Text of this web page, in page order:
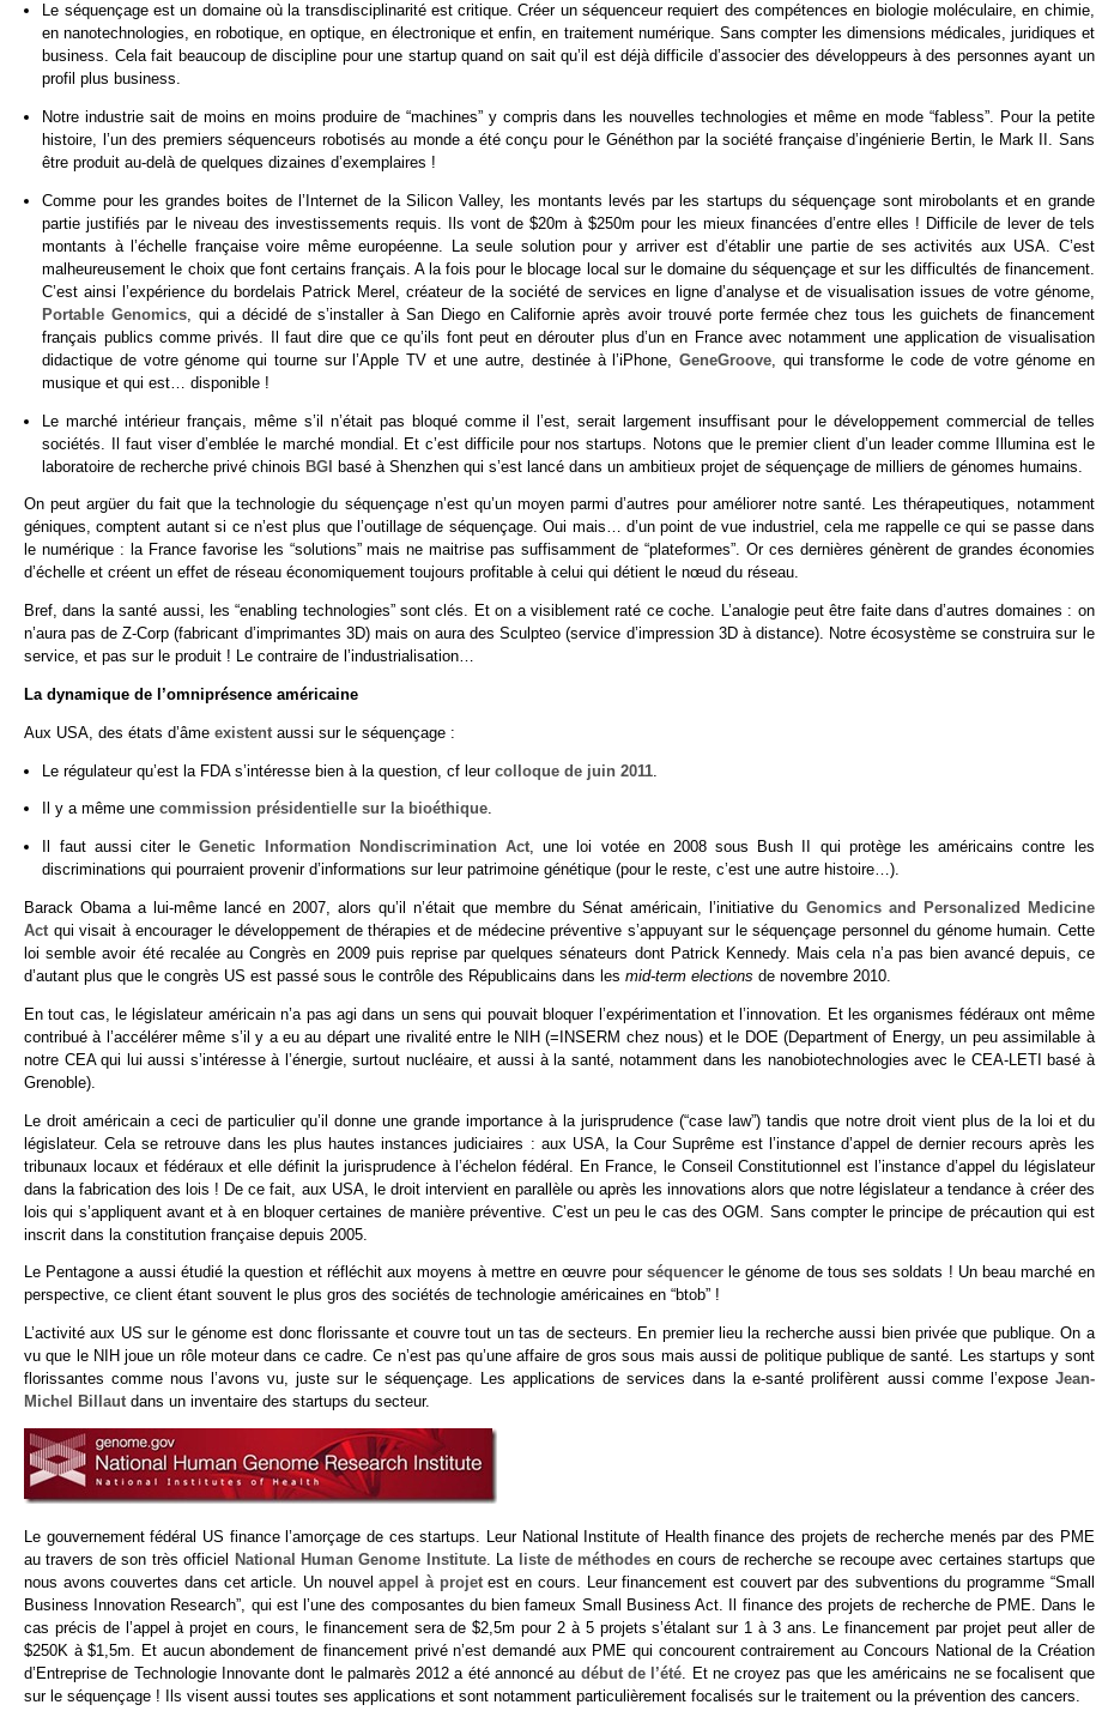
Le séquençage est un domaine où la transdisciplinarité est critique. Créer un séquenceur requiert des compétences en biologie moléculaire, en chimie,
en nanotechnologies, en robotique, en optique, en électronique et enfin, en traitement numérique. Sans compter les dimensions médicales, juridiques et
business. Cela fait beaucoup de discipline pour une startup quand on sait qu’il est déjà difficile d’associer des développeurs à des personnes ayant un
profil plus business.
Notre industrie sait de moins en moins produire de “machines” y compris dans les nouvelles technologies et même en mode “fabless”. Pour la petite
histoire, l’un des premiers séquenceurs robotisés au monde a été conçu pour le Généthon par la société française d’ingénierie Bertin, le Mark II. Sans
être produit au-delà de quelques dizaines d’exemplaires !
Comme pour les grandes boites de l’Internet de la Silicon Valley, les montants levés par les startups du séquençage sont mirobolants et en grande
partie justifiés par le niveau des investissements requis. Ils vont de $20m à $250m pour les mieux financées d’entre elles ! Difficile de lever de tels
montants à l’échelle française voire même européenne. La seule solution pour y arriver est d’établir une partie de ses activités aux USA. C’est
malheureusement le choix que font certains français. A la fois pour le blocage local sur le domaine du séquençage et sur les difficultés de financement.
C’est ainsi l’expérience du bordelais Patrick Merel, créateur de la société de services en ligne d’analyse et de visualisation issues de votre génome,
Portable Genomics , qui a décidé de s’installer à San Diego en Californie après avoir trouvé porte fermée chez tous les guichets de financement
français publics comme privés. Il faut dire que ce qu’ils font peut en dérouter plus d’un en France avec notamment une application de visualisation
didactique de votre génome qui tourne sur l’Apple TV et une autre, destinée à l’iPhone, GeneGroove, qui transforme le code de votre génome en
musique et qui est… disponible !
Le marché intérieur français, même s’il n’était pas bloqué comme il l’est, serait largement insuffisant pour le développement commercial de telles
sociétés. Il faut viser d’emblée le marché mondial. Et c’est difficile pour nos startups. Notons que le premier client d’un leader comme Illumina est le
laboratoire de recherche privé chinois BGI basé à Shenzhen qui s’est lancé dans un ambitieux projet de séquençage de milliers de génomes humains.
On peut argüer du fait que la technologie du séquençage n’est qu’un moyen parmi d’autres pour améliorer notre santé. Les thérapeutiques, notamment
géniques, comptent autant si ce n’est plus que l’outillage de séquençage. Oui mais… d’un point de vue industriel, cela me rappelle ce qui se passe dans
le numérique : la France favorise les “solutions” mais ne maitrise pas suffisamment de “plateformes”. Or ces dernières génèrent de grandes économies
d’échelle et créent un effet de réseau économiquement toujours profitable à celui qui détient le nœud du réseau.
Bref, dans la santé aussi, les “enabling technologies” sont clés. Et on a visiblement raté ce coche. L’analogie peut être faite dans d’autres domaines : on
n’aura pas de Z-Corp (fabricant d’imprimantes 3D) mais on aura des Sculpteo (service d’impression 3D à distance). Notre écosystème se construira sur le
service, et pas sur le produit ! Le contraire de l’industrialisation…
La dynamique de l’omniprésence américaine
Aux USA, des états d’âme existent aussi sur le séquençage :
Le régulateur qu’est la FDA s’intéresse bien à la question, cf leurcolloque de juin 2011
Il y a même unecommission présidentielle sur la bioéthique.
Il faut aussi citer leGenetic Information Nondiscrimination Act, une loi votée en 2008 sous Bush II qui protège les américains contre les
discriminations qui pourraient provenir d’informations sur leur patrimoine génétique (pour le reste, c’est une autre histoire…).
Barack Obama a lui-même lancé en 2007, alors qu’il n’était que membre du Sénat américain, l’initiative du Genomics and Personalized Medicine
Act qui visait à encourager le développement de thérapies et de médecine préventive s’appuyant sur le séquençage personnel du génome humain. Cette
loi semble avoir été recalée au Congrès en 2009 puis reprise par quelques sénateurs dont Patrick Kennedy. Mais cela n’a pas bien avancé depuis, ce
d’autant plus que le congrès US est passé sous le contrôle des Républicains dans les mid-term elections de novembre 2010.
En tout cas, le législateur américain n’a pas agi dans un sens qui pouvait bloquer l’expérimentation et l’innovation. Et les organismes fédéraux ont même
contribué à l’accélérer même s’il y a eu au départ une rivalité entre le NIH (=INSERM chez nous) et le DOE (Department of Energy, un peu assimilable à
notre CEA qui lui aussi s’intéresse à l’énergie, surtout nucléaire, et aussi à la santé, notamment dans les nanobiotechnologies avec le CEA-LETI basé à
Grenoble).
Le droit américain a ceci de particulier qu’il donne une grande importance à la jurisprudence (“case law”) tandis que notre droit vient plus de la loi et du
législateur. Cela se retrouve dans les plus hautes instances judiciaires : aux USA, la Cour Suprême est l’instance d’appel de dernier recours après les
tribunaux locaux et fédéraux et elle définit la jurisprudence à l’échelon fédéral. En France, le Conseil Constitutionnel est l’instance d’appel du législateur
dans la fabrication des lois ! De ce fait, aux USA, le droit intervient en parallèle ou après les innovations alors que notre législateur a tendance à créer des
lois qui s’appliquent avant et à en bloquer certaines de manière préventive. C’est un peu le cas des OGM. Sans compter le principe de précaution qui est
inscrit dans la constitution française depuis 2005.
Le Pentagone a aussi étudié la question et réfléchit aux moyens à mettre en œuvre pour séquencerle génome de tous ses soldats ! Un beau marché en
perspective, ce client étant souvent le plus gros des sociétés de technologie américaines en “btob” !
L’activité aux US sur le génome est donc florissante et couvre tout un tas de secteurs. En premier lieu la recherche aussi bien privée que publique. On a
vu que le NIH joue un rôle moteur dans ce cadre. Ce n’est pas qu’une affaire de gros sous mais aussi de politique publique de santé. Les startups y sont
florissantes comme nous l’avons vu, juste sur le séquençage. Les applications de services dans la e-santé prolifèrent aussi comme l’expose Jean-
Michel Billautdans un inventaire des startups du secteur.
Le gouvernement fédéral US finance l’amorçage de ces startups. Leur National Institute of Health finance des projets de recherche menés par des PME
au travers de son très officiel National Human Genome Institute. La liste de méthodes en cours de recherche se recoupe avec certaines startups que
nous avons couvertes dans cet article. Un nouvelappel à projetest en cours. Leur financement est couvert par des subventions du programme “Small
Business Innovation Research”, qui est l’une des composantes du bien fameux Small Business Act. Il finance des projets de recherche de PME. Dans le
cas précis de l’appel à projet en cours, le financement sera de $2,5m pour 2 à 5 projets s’étalant sur 1 à 3 ans. Le financement par projet peut aller de
$250K à $1,5m. Et aucun abondement de financement privé n’est demandé aux PME qui concourent contrairement au Concours National de la Création
d’Entreprise de Technologie Innovante dont le palmarès 2012 a été annoncé au début de l’été . Et ne croyez pas que les américains ne se focalisent que
sur le séquençage ! Ils visent aussi toutes ses applications et sont notamment particulièrement focalisés sur le traitement ou la prévention des cancers.